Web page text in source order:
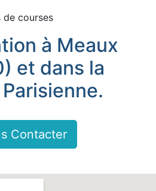
de courses
à Meaux
et dans la
Contacter